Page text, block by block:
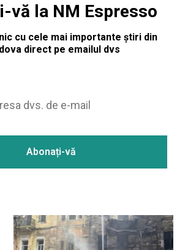
vă la NM Espresso
cu cele mai importante știri din
direct pe emailul dvs